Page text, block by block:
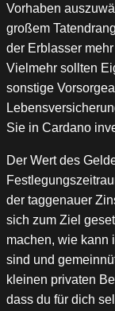
Vorhaben
großem
der Erblasser
Vielmehr sollten
sonstige
Sie in Cardano
Der Wert des
der taggenauer
sich zum Ziel
machen, wie kann
sind und
kleinen privaten
dass du für dich